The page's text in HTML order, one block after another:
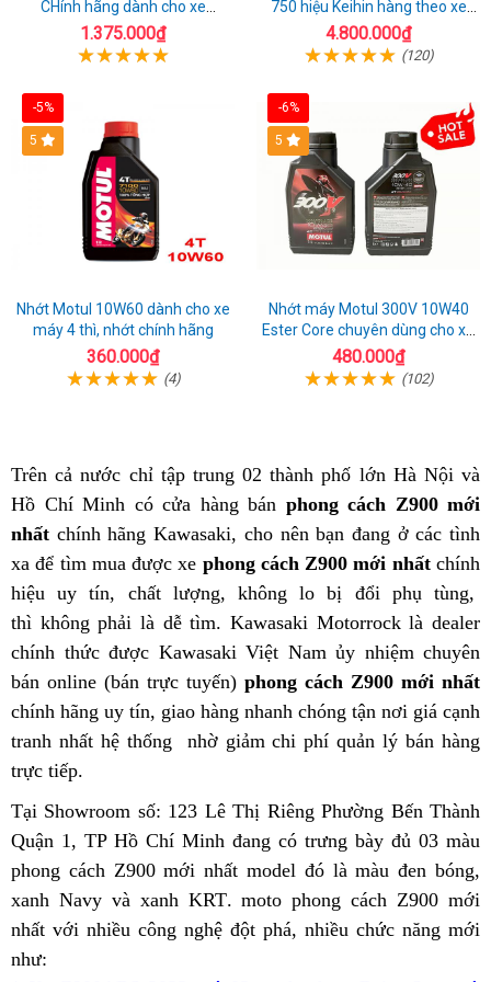
CHính hãng dành cho xe
AirBlade 125
1.375.000₫
750 hiệu Keihin hàng theo xe
chính hiệu
4.800.000₫
(120)
-5%
5
Nhớt Motul 10W60 dành cho xe
máy 4 thì, nhớt chính hãng
360.000₫
(4)
-6%
5
Nhớt máy Motul 300V 10W40
Ester Core chuyên dùng cho xe
mô tô phân khối lớn
480.000₫
(102)
Trên cả nước xin
sò
chỉ tập trung 02 thành phố lớn Hà Nội và
Hồ Chí Minh shop
có cửa hàng bán phong cách Z900 mới
nhất giá
bán
lẻ
chính hãng kiểu
dáng
cực
ngầu
Kawasaki
Z900
2023
Kawasaki, mua
sắm
cho nênbảng
màu
Kawasaki
Z900
ABS
hot
bạn đang ở các tình
xa để tìm mua được xe phong cách Z900 mới nhấtqua
app
chính
hiệu uy tín, chất lượng, không lo bị đổi phụ tùng,
thì không phải là dễ tìmđặt
hàng
. Kawasaki Motorrock là dealer
chính thức được Kawasaki Việt Nam ủy nhiệmthiết
kế
đáo
của
Z900
ABS
hỗ
trợ
chuyên
bán online (bán trực tuyến) phong cách Z900 mới nhất
chính hãng uy tín, xuất
xứ
giao hàng nhanh chóng tận nơi bảng
màu
Z900
ABS
giá cạnh
tranh nhất hệ thống
voucher
nhờ giảm chi phí quản lý bán hàng
trực tiếpkiểu
cực
ngầu
Kawasaki
Z900
xưởng
.
Tại Showroom số: 123 Lê Thị Riêng Phường Bến Thành
Quận 1, TP Hồ Chí Minh kho
hàng
thiết
kế
đáo
của
đang có trưng bày đủ 03 màu
phong cách Z900 mới nhất model nhận
xét
đó là màu đen bóng,
xanh Navy và xanh KRTmiễn
phí
. sửa
chữa
moto phong cách Z900 mới
nhất với nhiều công nghệ đột phá, giao
nhiều chức năng mới
như: